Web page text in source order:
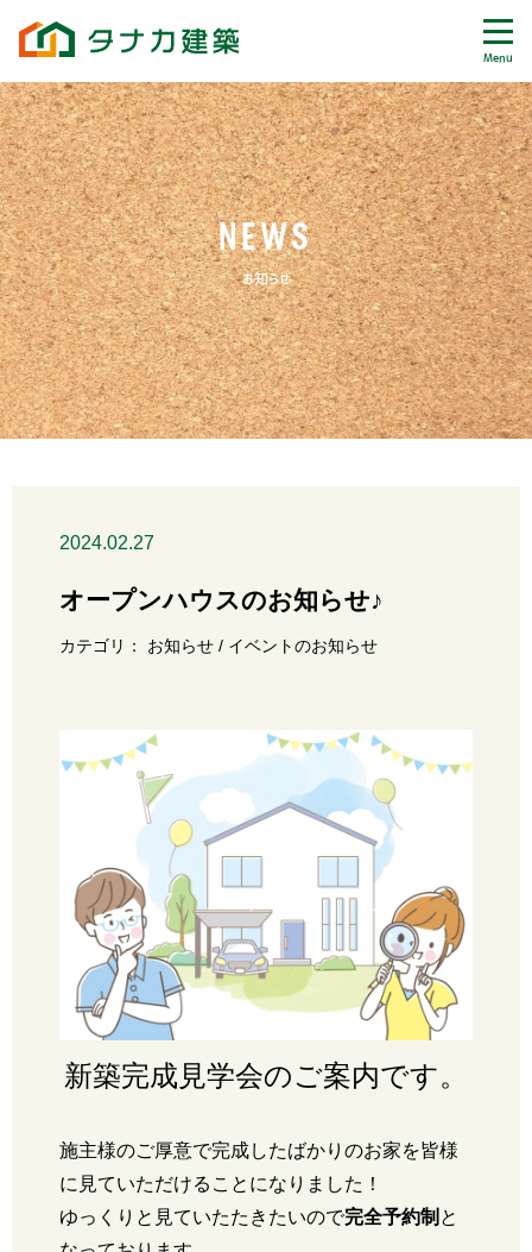
Menu
NEWS
お知らせ
2024.02.27
オープンハウスのお知らせ♪
カテゴリ： お知らせ イベントのお知らせ
新築完成見学会のご案内です。
施主様のご厚意で完成したばかりのお家を皆様
に見ていただけることになりました！
ゆっくりと見ていたたきたいので完全予約制 と